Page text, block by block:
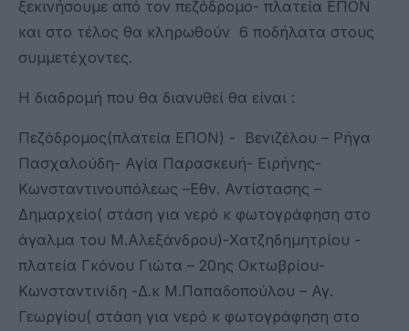
ξεκινήσουμε από τον πεζόδρομο- πλατεία ΕΠΟΝ
και στο τέλος θα κληρωθούν 6 ποδήλατα στους
συμμετέχοντες.
Η διαδρομή που θα διανυθεί θα είναι :
Πεζόδρομος(πλατεία ΕΠΟΝ) - Βενιζέλου – Ρήγα
Πασχαλούδη- Αγία Παρασκευή- Ειρήνης-
Κωνσταντινουπόλεως –Εθν. Αντίστασης –
Δημαρχείο( στάση για νερό κ φωτογράφηση στο
άγαλμα του Μ.Αλεξάνδρου)-Χατζηδημητρίου -
πλατεία Γκόνου Γιώτα – 20ης Οκτωβρίου-
Κωνσταντινίδη -Δ.κ Μ.Παπαδοπούλου – Αγ.
Γεωργίου( στάση για νερό κ φωτογράφηση στο